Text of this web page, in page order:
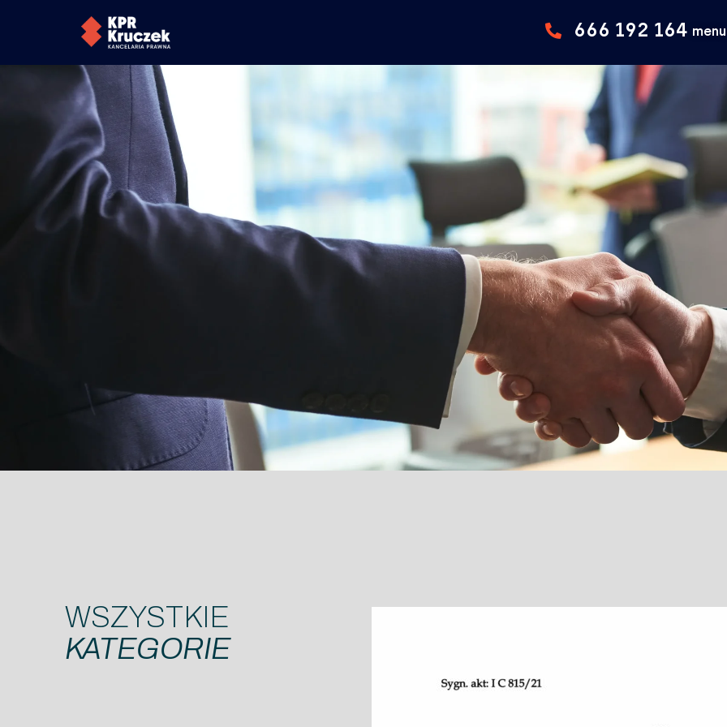
666 192 164 menu
WSZYSTKIE
KATEGORIE